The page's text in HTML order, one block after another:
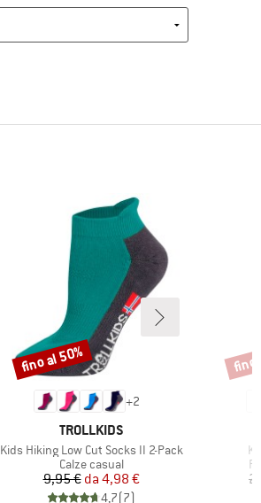
+2
MARCHIO
TROLLKIDS
Articolo
Kids Hiking Low Cut Socks II 2-Pack
Gruppo di prodotti
Calze casual
Prezzo
9,95 € Prezzo ridotto
da 4,98 €
4,7(7)
Sconto
fino al 50% fino